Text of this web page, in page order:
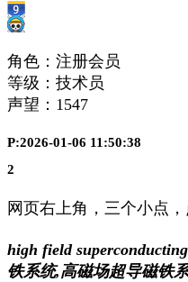
角色：注册会员
等级：技术员
声望： 1547
P:2026-01-06 11:50:38
2
网页右上角，三个小点
high field
铁系统,高磁场超导磁铁